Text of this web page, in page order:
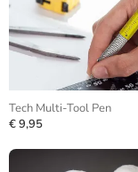
Tech Multi-Tool Pen
€ 9,95